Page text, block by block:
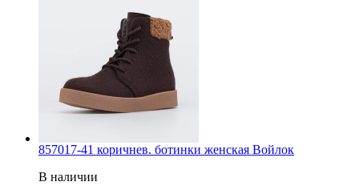
857017-41 коричнев. ботинки женская Войлок
В наличии